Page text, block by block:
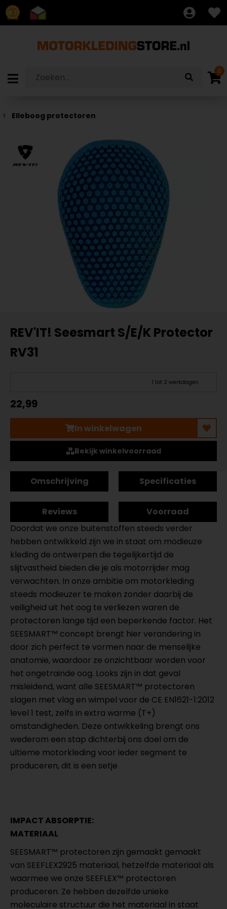
8.7
0
Elleboog protectoren
REV'IT! Seesmart S/E/K Protector
RV31
1 tot 2 werkdagen
22,99
In winkelwagen
Bekijk winkelvoorraad
Omschrijving Specificaties
Reviews
Voorraad
Doordat we onze buitenstoffen steeds verder
hebben ontwikkeld zijn we in staat om modieuze
kleding de ontwerpen die tegelijkertijd de
slijtvastheid bieden die je als motorrijder mag
verwachten. In onze ambitie om motorkleding
steeds modieuzer te maken zonder daarbij de
veiligheid uit het oog te verliezen waren de
protectoren lange tijd een beperkende factor. Het
SEESMART™ concept brengt hier verandering in
door zich perfect te vormen naar de menselijke
anatomie, waardoor ze onzichtbaar worden voor
het ongetrainde oog. Looks zijn in dat geval
misleidend, want alle SEESMART™ protectoren
slagen met vlag en wimpel voor de CE EN1621-1:2012
level 1 test, zelfs in extra warme (T+)
omstandigheden. Deze ontwikkeling brengt ons
wederom een stap dichterbij ons doel om de
ultieme motorkleding voor ieder segment te
produceren, dit is een setje
IMPACT ABSORPTIE:
MATERIAAL
SEESMART™ protectoren zijn gemaakt gemaakt
van SEEFLEX2925 materiaal, hetzelfde materiaal als
waarmee we onze SEEFLEX™ protectoren
produceren. Ze hebben dezelfde unieke
moleculaire structuur die het materiaal in staat